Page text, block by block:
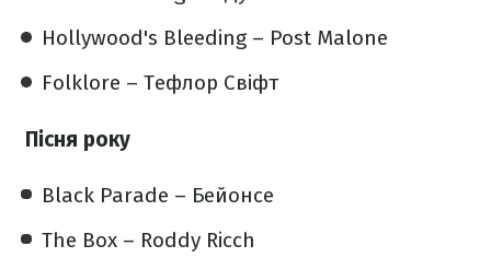
Hollywood's Bleeding – Post Malone
Folklore – Тефлор Свіфт
Пісня року
Black Parade – Бейонсе
The Box – Roddy Ricch